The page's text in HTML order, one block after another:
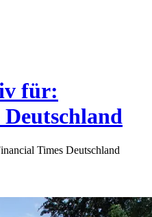
für:
Times Deutschland